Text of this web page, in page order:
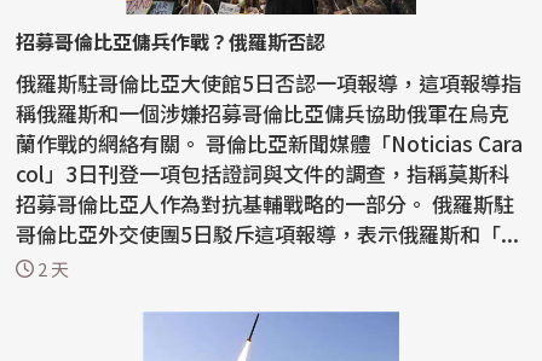
招募哥倫比亞傭兵作戰？俄羅斯否認
俄羅斯駐哥倫比亞大使館5日否認一項報導，這項報導指
稱俄羅斯和一個涉嫌招募哥倫比亞傭兵協助俄軍在烏克
蘭作戰的網絡有關。 哥倫比亞新聞媒體「Noticias Cara
col」3日刊登一項包括證詞與文件的調查，指稱莫斯科
招募哥倫比亞人作為對抗基輔戰略的一部分。 俄羅斯駐
哥倫比亞外交使團5日駁斥這項報導，表示俄羅斯和「...
2 天